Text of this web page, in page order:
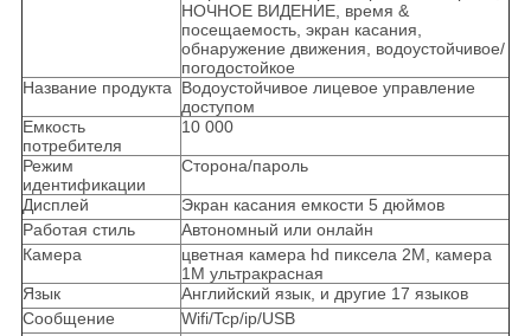
НОЧНОЕ ВИДЕНИЕ, время &
посещаемость, экран касания,
обнаружение движения, водоустойчивое/
погодостойкое
Название продукта Водоустойчивое лицевое управление
доступом
Емкость
потребителя
10 000
Режим
идентификации
Сторона/пароль
Дисплей
Экран касания емкости 5 дюймов
Работая стиль
Автономный или онлайн
Камера
цветная камера hd пиксела 2M, камера
1M ультракрасная
Язык
Английский язык, и другие 17 языков
Сообщение
Wifi/Tcp/ip/USB